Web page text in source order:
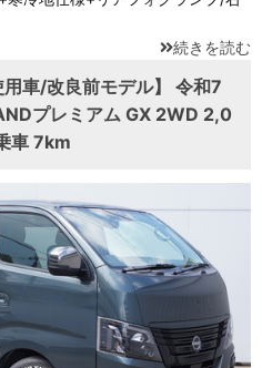
続きを読む
車/改良前モデル】 令和7
プレミアム GX 2WD 2,0
車 7km